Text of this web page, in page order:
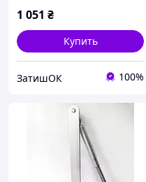
1 051 ₴
Купить
ЗатишОК 100%